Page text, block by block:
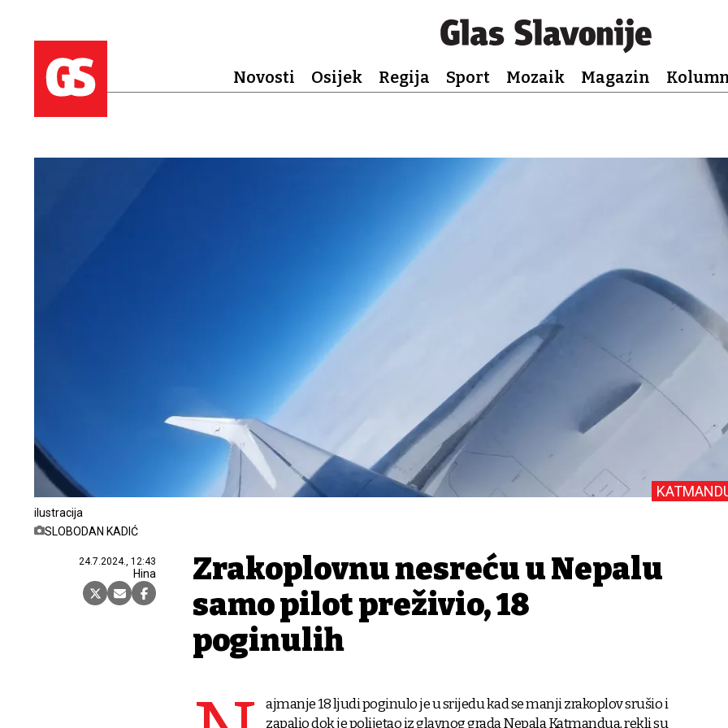
Novosti Osijek Regija Sport Mozaik Magazin
ilustracija
SLOBODAN KADIĆ
24.7.2024., 12:43
Hina
Zrakoplovnu nesreću u Nepalu
samo pilot preživio, 18
poginulih
ajmanje 18 ljudi poginulo je u srijedu kad se manji zrakoplov srušio i
zapalio dok je polijetao iz glavnog grada Nepala Katmandua, rekli su